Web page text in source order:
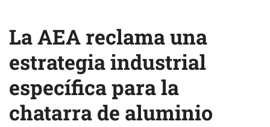
La AEA reclama una
estrategia industrial
específica para la
chatarra de aluminio